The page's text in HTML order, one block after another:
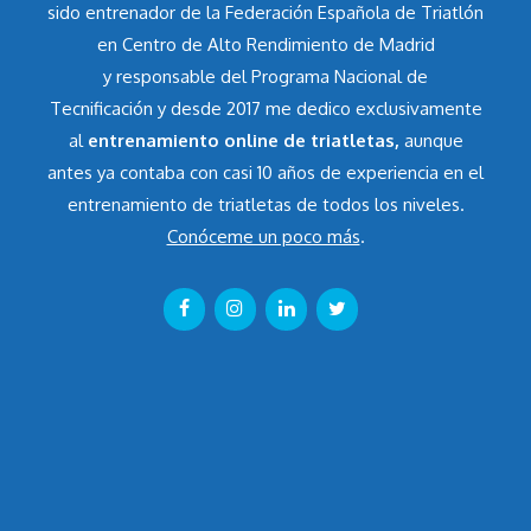
sido entrenador de la Federación Española de Triatlón
en Centro de Alto Rendimiento de Madrid
y responsable del Programa Nacional de
Tecnificación y desde 2017 me dedico exclusivamente
al entrenamiento online de triatletas, aunque
antes ya contaba con casi 10 años de experiencia en el
entrenamiento de triatletas de todos los niveles.
Conóceme un poco más.